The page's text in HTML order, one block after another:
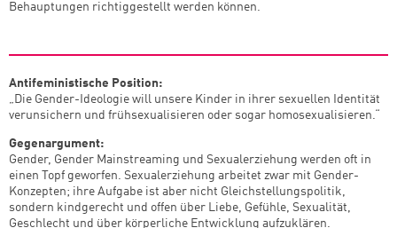
Behauptungen richtiggestellt werden können.
Antifeministische Position:
„Die Gender-Ideologie will unsere Kinder in ihrer sexuellen Identität
verunsichern und frühsexualisieren oder sogar homosexualisieren.“
Gegenargument:
Gender, Gender Mainstreaming und Sexualerziehung werden oft in
einen Topf geworfen. Sexualerziehung arbeitet zwar mit Gender-
Konzepten; ihre Aufgabe ist aber nicht Gleichstellungspolitik,
sondern kindgerecht und offen über Liebe, Gefühle, Sexualität,
Geschlecht und über körperliche Entwicklung aufzuklären.